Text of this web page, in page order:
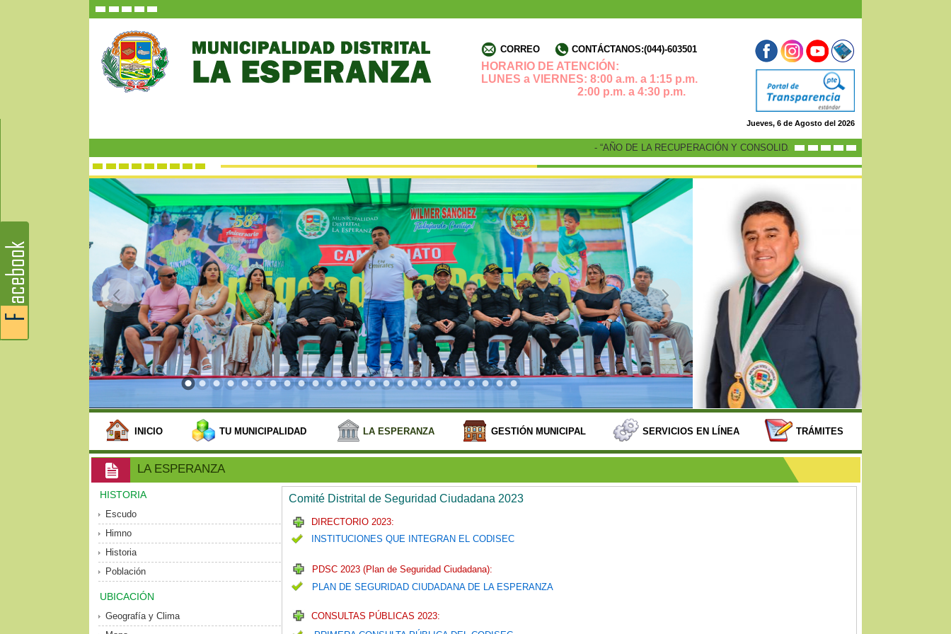
CORREO CONTÁCTANOS:(044)-603501
HORARIO DE ATENCIÓN:
LUNES a VIERNES: 8:00 a.m. a 1:15 p.m.
2:00 p.m. a 4:30 p.m.
Jueves, 6 de Agosto del 2026
- “AÑO DE LA RECUPERACIÓN Y CONSOLIDACIÓN DE LA ECONOMÍA PERUANA”
INICIO TU MUNICIPALIDAD LA ESPERANZA GESTIÓN MUNICIPAL SERVICIOS EN LÍNEA TRÁMITES
LA ESPERANZA
HISTORIA
Escudo
Himno
Historia
Población
UBICACIÓN
Geografía y Clima
Comité Distrital de Seguridad Ciudadana 2023
DIRECTORIO 2023:
INSTITUCIONES QUE INTEGRAN EL CODISEC
PDSC 2023 (Plan de Seguridad Ciudadana):
PLAN DE SEGURIDAD CIUDADANA DE LA ESPERANZA
CONSULTAS PÚBLICAS 2023: